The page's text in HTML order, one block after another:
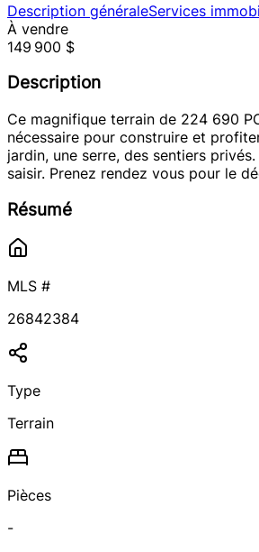
Description généraleServices
À vendre
149 900 $
Description
Ce magnifique terrain de 224 690
nécessaire pour construire et
jardin, une serre, des sentiers
saisir. Prenez rendez vous pour le
Résumé
MLS #
26842384
Type
Terrain
Pièces
-